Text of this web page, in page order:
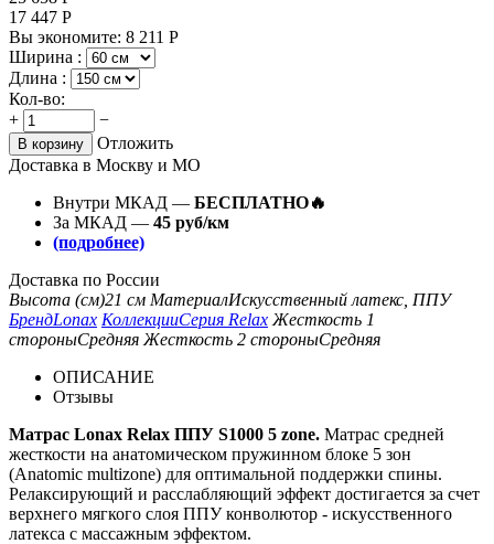
17 447 Р
Вы экономите: 8 211 Р
Ширина :
Длина :
Кол-во:
+
−
В корзину
Отложить
Доставка в Москву и МО
Внутри МКАД — БЕСПЛАТНО🔥
За МКАД — 45 руб/км
(подробнее)
Доставка по России
Высота (см)21 см МатериалИскусственный латекс, ППУ
БрендLonax КоллекцииСерия Relax Жесткость 1
стороныСредняя Жесткость 2 стороныСредняя
ОПИСАНИЕ
Отзывы
Матрас Lonax Relax ППУ S1000 5 zone. Матрас средней
жесткости на анатомическом пружинном блоке 5 зон
(Anatomic multizone) для оптимальной поддержки спины.
Релаксирующий и расслабляющий эффект достигается за счет
верхнего мягкого слоя ППУ конволютор - искусственного
латекса с массажным эффектом.